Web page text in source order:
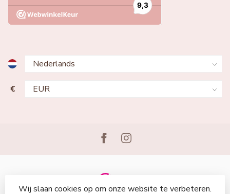
€
Wij slaan cookies op om onze website te verbeteren.